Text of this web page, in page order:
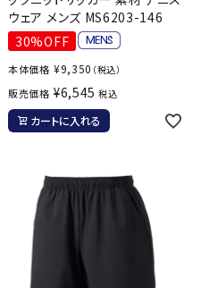
ウェア メンズ MS6203-146
30%OFF
本体価格 ¥9,350 （税込）
販売価格 ¥6,545 税込
カートに入れる